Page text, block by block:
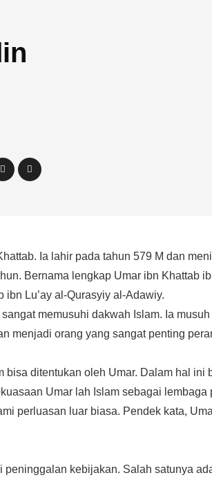
Ia lahir pada tahun 579 M dan
Bernama lengkap Umar ibn Khattab
ibn Lu’ay al-Qurasyiy al-Adawiy.
memusuhi dakwah Islam. Ia
menjadi orang yang sangat penting
bisa ditentukan oleh Umar. Dalam hal ini
Umar lah Islam sebagai
perluasan luar biasa. Pendek kata,
peninggalan kebijakan. Salah satunya